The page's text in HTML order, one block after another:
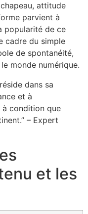
attitude
parvient à
popularité de ce
cadre du simple
de spontanéité,
monde numérique.
dans sa
et à
à condition que
– Expert
et les